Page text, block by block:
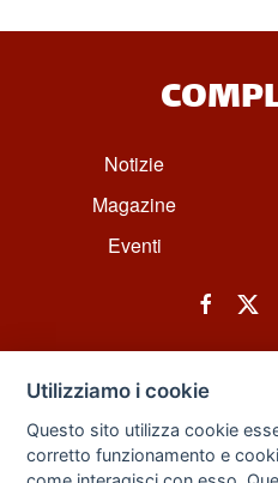
Notizie
Magazine
Eventi
© All rights reserved. Powered by
Utilizziamo i cookie
Questo sito utilizza cookie
corretto funzionamento e